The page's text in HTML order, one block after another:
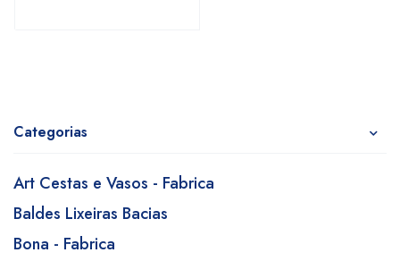
Categorias
Art Cestas e Vasos - Fabrica
Baldes Lixeiras Bacias
Bona - Fabrica